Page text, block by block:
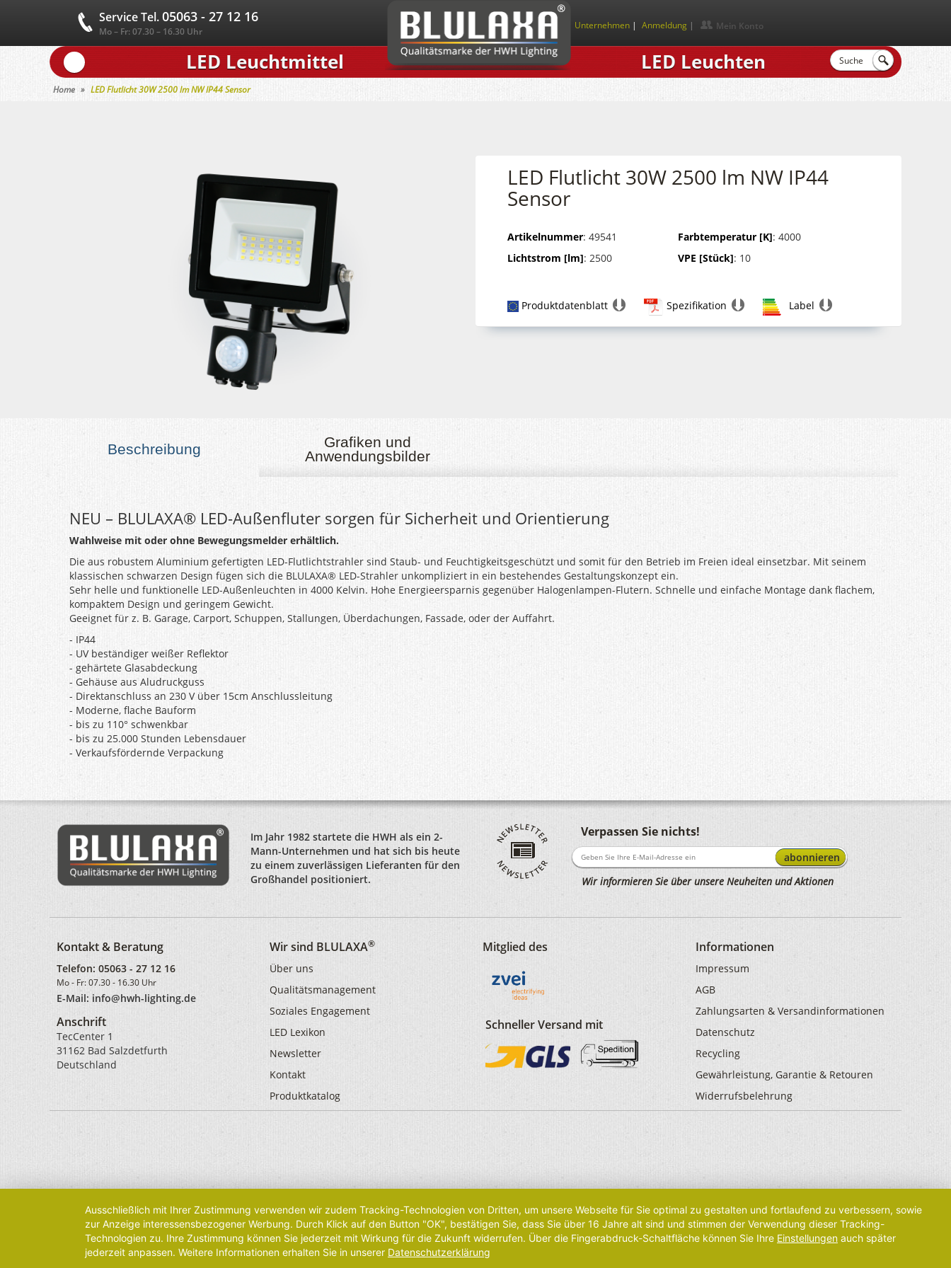
Service Tel.05063 - 27 12 16
Mo – Fr: 07.30 – 16.30 Uhr
Unternehmen Anmeldung | Mein Konto
LED Leuchtmittel LED Leuchten
Home LED Flutlicht 30W 2500 lm NW IP44 Sensor
LED Flutlicht 30W 2500 lm NW IP44
Sensor
Artikelnummer: 49541 Farbtemperatur [K]: 4000
Lichtstrom [lm]: 2500 VPE [Stück]: 10
Produktdatenblatt Spezifikation Label
Beschreibung
Grafiken und
Anwendungsbilder
NEU – BLULAXA® LED-Außenfluter sorgen für Sicherheit und Orientierung
Wahlweise mit oder ohne Bewegungsmelder erhältlich.
Die aus robustem Aluminium gefertigten LED-Flutlichtstrahler sind Staub- und Feuchtigkeitsgeschützt und somit für den Betrieb im Freien ideal einsetzbar. Mit seinem
klassischen schwarzen Design fügen sich die BLULAXA® LED-Strahler unkompliziert in ein bestehendes Gestaltungskonzept ein.
Sehr helle und funktionelle LED-Außenleuchten in 4000 Kelvin. Hohe Energieersparnis gegenüber Halogenlampen-Flutern. Schnelle und einfache Montage dank flachem,
kompaktem Design und geringem Gewicht.
Geeignet für z. B. Garage, Carport, Schuppen, Stallungen, Überdachungen, Fassade, oder der Auffahrt.
- IP44
- UV beständiger weißer Reflektor
- gehärtete Glasabdeckung
- Gehäuse aus Aludruckguss
- Direktanschluss an 230 V über 15cm Anschlussleitung
- Moderne, flache Bauform
- bis zu 110° schwenkbar
- bis zu 25.000 Stunden Lebensdauer
- Verkaufsfördernde Verpackung
Im Jahr 1982 startete die HWH als ein 2-
Mann-Unternehmen und hat sich bis heute
zu einem zuverlässigen Lieferanten für den
Großhandel positioniert.
Verpassen Sie nichts!
abonnieren
Wir informieren Sie über unsere Neuheiten und Aktionen
Kontakt & Beratung
Telefon: 05063 - 27 12 16
Mo - Fr: 07.30 - 16.30 Uhr
E-Mail: info@hwh-lighting.de
Anschrift
TecCenter 1
31162 Bad Salzdetfurth
Deutschland
Wir sind BLULAXA®
Über uns
Qualitätsmanagement
Soziales Engagement
LED Lexikon
Newsletter
Kontakt
Produktkatalog
Mitglied des
Schneller Versand mit
Informationen
Impressum
AGB
Zahlungsarten & Versandinformationen
Datenschutz
Recycling
Gewährleistung, Garantie & Retouren
Widerrufsbelehrung
Ausschließlich mit Ihrer Zustimmung verwenden wir zudem Tracking-Technologien von Dritten, um unsere Webseite für Sie optimal zu gestalten und fortlaufend zu verbessern, sowie
zur Anzeige interessensbezogener Werbung. Durch Klick auf den Button "OK", bestätigen Sie, dass Sie über 16 Jahre alt sind und stimmen der Verwendung dieser Tracking-
Technologien zu. Ihre Zustimmung können Sie jederzeit mit Wirkung für die Zukunft widerrufen. Über die Fingerabdruck-Schaltfläche können Sie Ihre Einstellungen auch später
jederzeit anpassen. Weitere Informationen erhalten Sie in unserer Datenschutzerklärung